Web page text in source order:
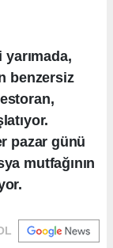
benzersiz
pazar günü
mutfağının